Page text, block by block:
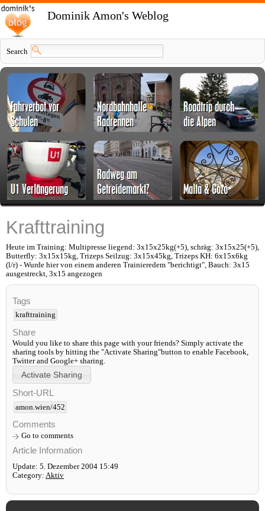
Dominik Amon's Weblog
Search
Krafttraining
Heute im Training: Multipresse liegend: 3x15x25kg(+5), schräg: 3x15x25(+5),
Butterfly: 3x15x15kg, Trizeps Seilzug: 3x15x45kg, Trizeps KH: 6x15x6kg
(l/r) - Wurde hier von einem anderen Trainieredem "berichtigt", Bauch: 3x15
ausgestreckt, 3x15 angezogen
Tags
krafttraining
Share
Would you like to share this page with your friends? Simply activate the
sharing tools by hitting the "Activate Sharing"button to enable Facebook,
Twitter and Google+ sharing.
Short-URL
amon.wien/452
Comments
Go to comments
Article Information
Update: 5. Dezember 2004 15:49
Category: Aktiv